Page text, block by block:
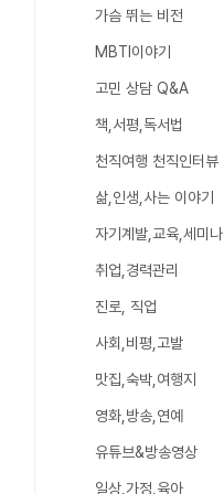
가슴 뛰는 비전
MBTI이야기
고민 상담 Q&A
책,서평,독서법
천직여행 천직인터뷰
삶,인생,사는 이야기
자기계발,교육,세미나
취업,경력관리
진로, 직업
사회,비평,고발
맛집,숙박,여행지
영화,방송,연예
유튜브&방송영상
일상,가정,육아